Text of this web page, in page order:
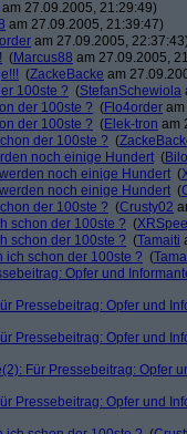
am 27.09.2005, 21:29:49)
am 27.09.2005, 21:39:47)
am 27.09.2005,
(Marcus88 am 27.09.2005,
(ZackeBacke am
100ste ? (StefanSchewiola
der 100ste ? (Flo4order
der 100ste ? (Elek-tron am
der 100ste ? (
noch einige Hundert (
noch einige Hundert (
noch einige Hundert (
der 100ste ? (Crusty02
schon der 100ste ? (
schon der 100ste ? (Tamaiti
ich schon der 100ste ? (
Opfer und
Pressebeitrag: Opfer und
Pressebeitrag: Opfer und
Für Pressebeitrag: Opfer
Pressebeitrag: Opfer und